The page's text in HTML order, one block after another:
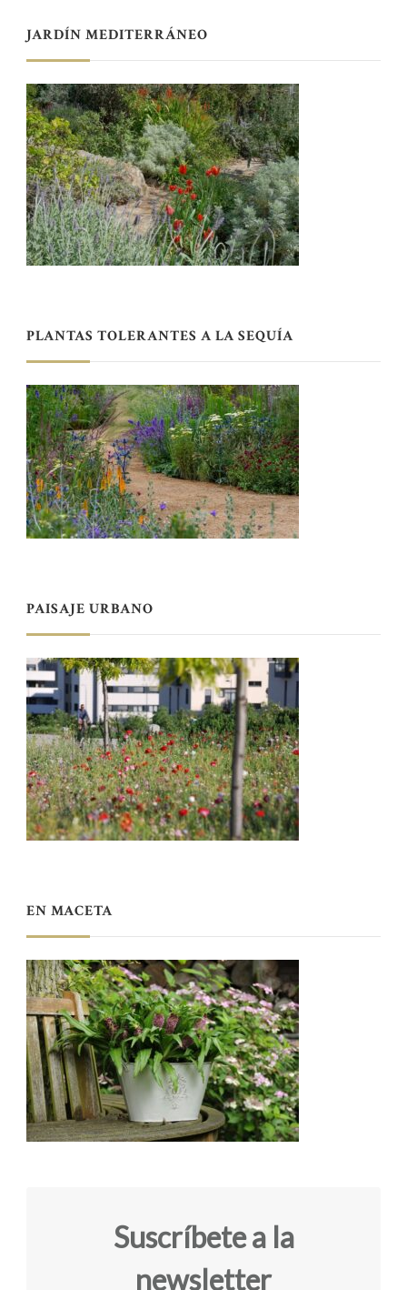
JARDÍN MEDITERRÁNEO
PLANTAS TOLERANTES A LA SEQUÍA
PAISAJE URBANO
EN MACETA
Suscríbete a la
newsletter